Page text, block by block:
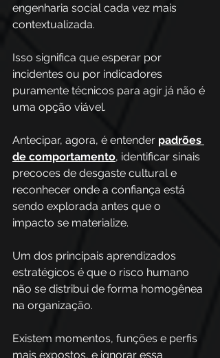
engenharia social cada vez mais
contextualizada.
Isso significa que esperar por
incidentes ou por indicadores
puramente técnicos para agir já não é
uma opção viável.
Antecipar, agora, é entender padrões
de comportamento, identificar sinais
precoces de desgaste cultural e
reconhecer onde a confiança está
sendo explorada antes que o
impacto se materialize.
Um dos principais aprendizados
estratégicos é que o risco humano
não se distribui de forma homogênea
na organização.
Existem momentos, funções e perfis
mais expostos, e ignorar essa